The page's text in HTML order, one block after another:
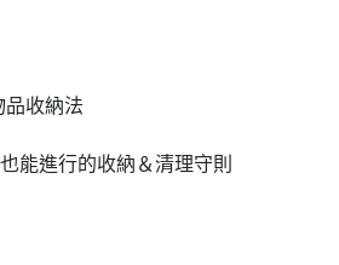
收納法
能進行的收納＆清理守則